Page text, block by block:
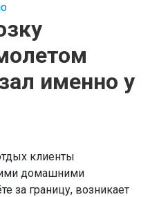
именно у
клиенты
домашними
за границу, возникает